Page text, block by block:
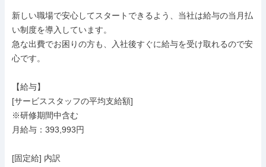
新しい職場で安心してスタートできるよう、当社は給与の当月払
い制度を導入しています。
急な出費でお困りの方も、入社後すぐに給与を受け取れるので安
心です。
【給与】
[サービススタッフの平均支給額]
※研修期間中含む
月給与：393,993円
[固定給] 内訳